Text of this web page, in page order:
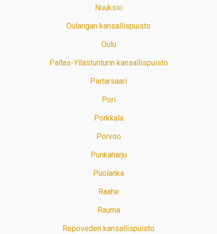
Nuuksio
Oulangan kansallispuisto
Oulu
Pallas-Yllästunturin kansallispuisto
Pietarsaari
Pori
Porkkala
Porvoo
Punkaharju
Puolanka
Raahe
Rauma
Repoveden kansallispuisto